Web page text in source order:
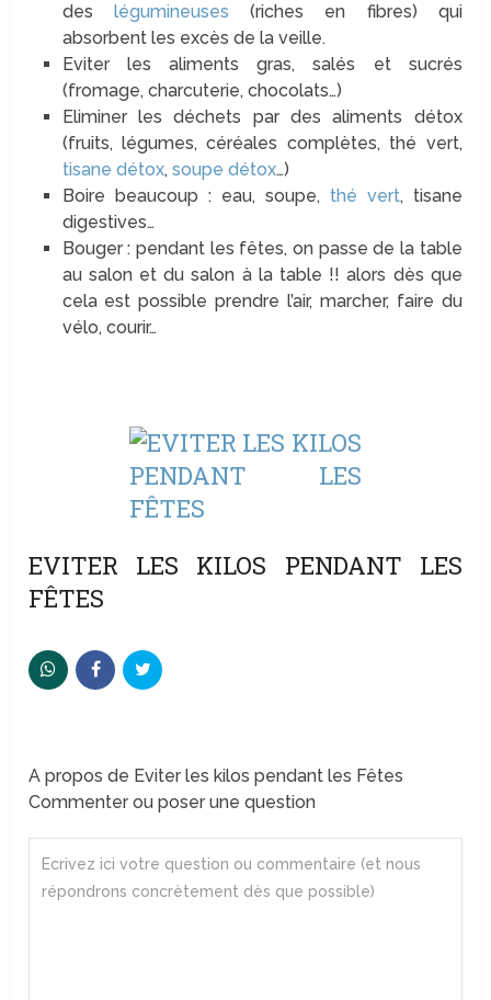
des légumineuses (riches en fibres) qui
absorbent les excès de la veille.
Eviter les aliments gras, salés et sucrés
(fromage, charcuterie, chocolats…)
Eliminer les déchets par des aliments détox
(fruits, légumes, céréales complètes, thé vert,
tisane détox,soupe détox…)
Boire beaucoup : eau, soupe,thé vert, tisane
digestives…
Bouger : pendant les fêtes, on passe de la table
au salon et du salon à la table !! alors dès que
cela est possible prendre l’air, marcher, faire du
vélo, courir…
EVITER LES KILOS PENDANT LES
FÊTES
A propos de Eviter les kilos pendant les Fêtes
Commenter ou poser une question